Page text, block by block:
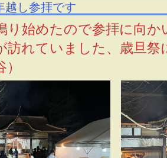
越し参拝です
り始めたので参拝に向
訪れていました、歳旦祭